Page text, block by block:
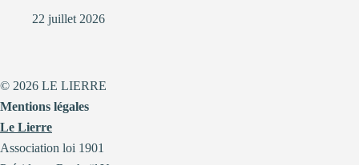
22 juillet 2026
© 2026 LE LIERRE
Mentions légales
Le Lierre
Association loi 1901